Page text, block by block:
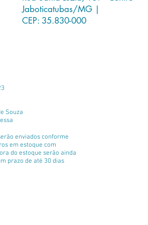
Jaboticatubas/MG |
CEP: 35.830-000
Souza
enviados conforme
em estoque com
do estoque serão ainda
prazo de até 30 dias